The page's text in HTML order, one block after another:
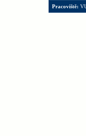
Pracoviště: